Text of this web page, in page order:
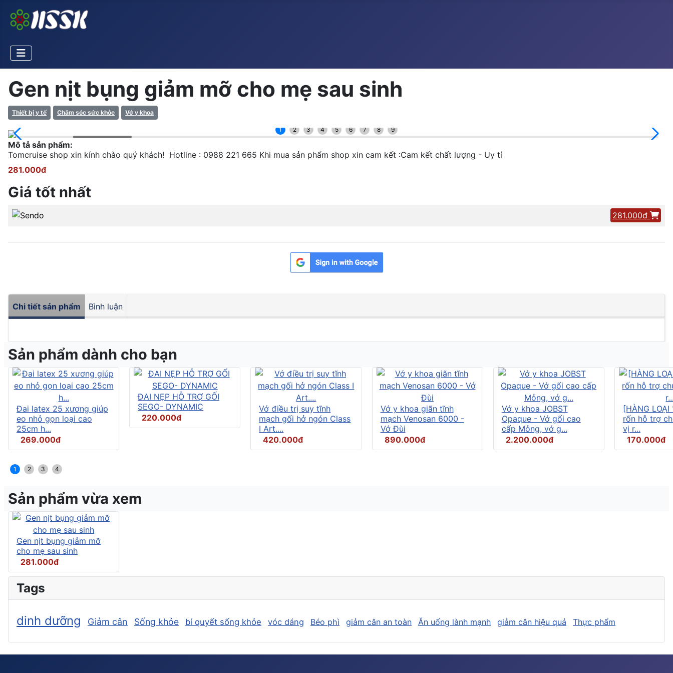
Gen nịt bụng giảm mỡ cho mẹ sau sinh
Thiết bị y tế Chăm sóc sức khỏe Vớ y khoa
1 2 3 4 5 6 7 8 9
Mô tả sản phẩm:
Tomcruise shop xin kính chào quý khách! Hotline : 0988 221 665 Khi mua sản phẩm shop xin cam kết :Cam kết chất lượng - Uy tí
281.000đ
Giá tốt nhất
281.000đ
Chi tiết sản phẩm Bình luận
Sản phẩm dành cho bạn
Đai latex 25 xương giúp
eo nhỏ gọn loại cao
25cm h...
269.000đ
ĐAI NẸP HỖ TRỢ GỐI
SEGO- DYNAMIC
220.000đ
Vớ điều trị suy tĩnh
mạch gối hở ngón Class
I Art....
420.000đ
Vớ y khoa giãn tĩnh
mạch Venosan 6000 -
Vớ Đùi
890.000đ
Vớ y khoa JOBST
Opaque - Vớ gối cao
cấp Mỏng, vớ g...
2.200.000đ
[HÀNG
rốn hỗ trợ
vị r...
170.000đ
1 2 3 4
Sản phẩm vừa xem
Gen nịt bụng giảm mỡ
cho mẹ sau sinh
281.000đ
Tags
dinh dưỡng Giảm cân Sống khỏe bí quyết sống khỏe vóc dáng Béo phì giảm cân an toàn Ăn uống lành mạnh giảm cân hiệu quả Thực phẩm